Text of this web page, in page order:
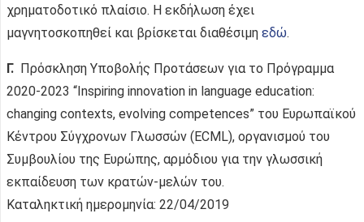
χρηματοδοτικό πλαίσιο. Η εκδήλωση έχει
μαγνητοσκοπηθεί και βρίσκεται διαθέσιμη εδώ.
Γ. Πρόσκληση Υποβολής Προτάσεων για το Πρόγραμμα
2020-2023 “Inspiring innovation in language education:
changing contexts, evolving competences” του Ευρωπαϊκού
Κέντρου Σύγχρονων Γλωσσών (ECML), οργανισμού του
Συμβουλίου της Ευρώπης, αρμόδιου για την γλωσσική
εκπαίδευση των κρατών-μελών του.
Καταληκτική ημερομηνία: 22/04/2019